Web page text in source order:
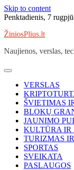
Skip to content
Penktadienis, 7
ŽiniosPlius.lt
Naujienos, verslas,
VERSLAS
ŠVIETIMAS
BLOKŲ
JAUNIMO
KULTŪRA
TURIZMAS
SPORTAS
SVEIKATA
PASLAUGOS